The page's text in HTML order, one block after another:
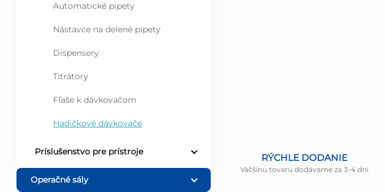
Automatické pipety
Nástavce na delené pipety
Dispensery
Titrátory
Fľaše k dávkovačom
Hadičkové dávkovače
Príslušenstvo pre prístroje
Operačné sály
RÝCHLE DODANIE
Väčšinu tovaru dodávame za 3-4 dni